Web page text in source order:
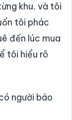
khu, và tôi
tôi phác
đến lúc mua
tôi hiểu rõ
người báo